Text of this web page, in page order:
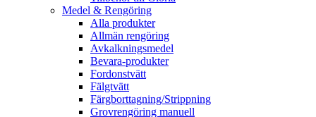
Medel & Rengöring
Alla produkter
Allmän rengöring
Avkalkningsmedel
Bevara-produkter
Fordonstvätt
Fälgtvätt
Färgborttagning/Strippning
Grovrengöring manuell